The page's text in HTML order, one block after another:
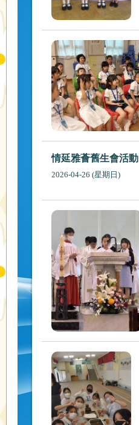
情延雅薈舊生會活動
2026-04-26 (星期日)